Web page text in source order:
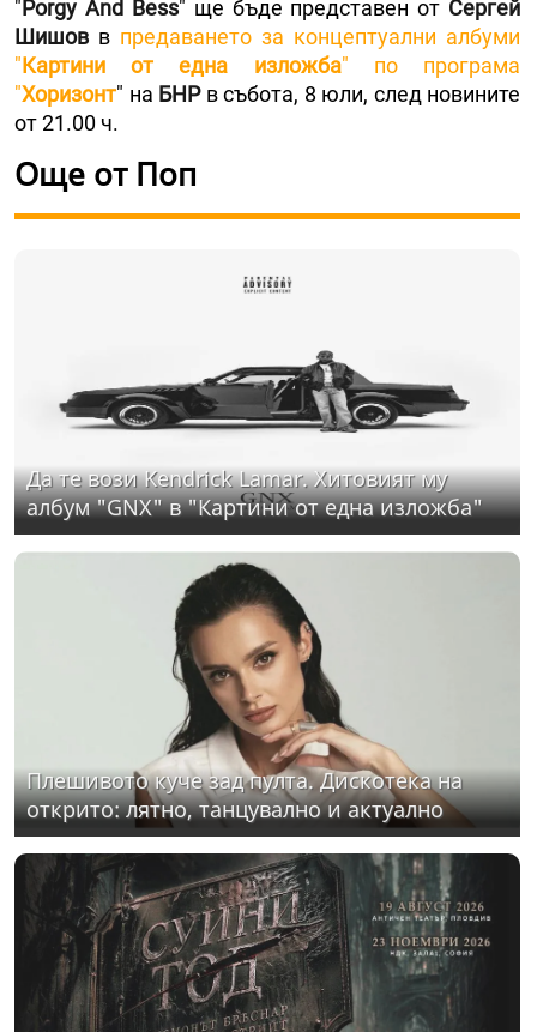
"Porgy And Bess" ще бъде представен от Сергей
Шишов в предаването за концептуални албуми
"Картини от една изложба" по програма
"Хоризонт" на БНРв събота, 8 юли, след новините
от 21.00 ч.
Още от Поп
Да те вози Kendrick Lamar. Хитовият му
албум "GNX" в "Картини от една изложба"
Плешивото куче зад пулта. Дискотека на
открито: лятно, танцувално и актуално